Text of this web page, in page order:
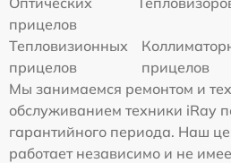
прицелов
Тепловизионных
прицелов
прицелов
Мы занимаемся ремонтом и
обслуживанием техники iRay
гарантийного периода. Наш
работает независимо и не